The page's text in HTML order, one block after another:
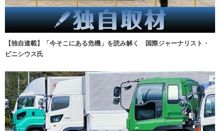
【独自連載】「今そこにある危機」を読み解く 国際ジャーナリスト・
ビニシウス氏